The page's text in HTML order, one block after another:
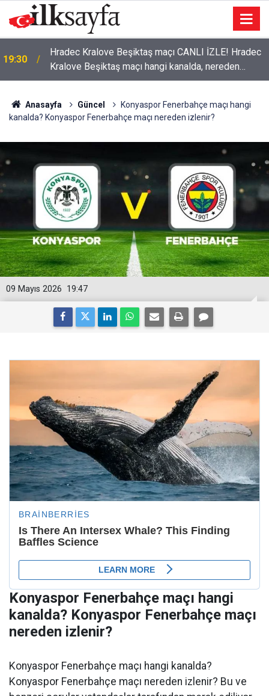
19:30
Hradec Kralove Beşiktaş maçı CANLI İZLE! Hradec
Kralove Beşiktaş maçı hangi kanalda, nereden
izlenir?
Anasayfa Güncel
Konyaspor Fenerbahçe maçı hangi
kanalda? Konyaspor Fenerbahçe maçı nereden izlenir?
19:47
09 Mayıs 2026
Konyaspor Fenerbahçe maçı hangi
kanalda? Konyaspor Fenerbahçe maçı
nereden izlenir?
Konyaspor Fenerbahçe maçı hangi kanalda?
Konyaspor Fenerbahçe maçı nereden izlenir? Bu ve